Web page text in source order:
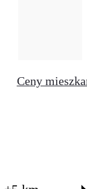
Ceny